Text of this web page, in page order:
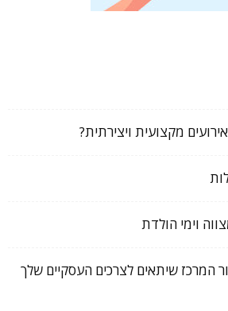
מקצועית ויצירתית?
וימי הולדת
המרכז שיתאים לצרכים העסקיים שלך